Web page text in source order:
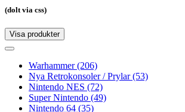
(dolt via css)
Visa produkter
Toggle
Toggle
navigationWarhammer(206)
Nya Retrokonsoler / Prylar(53)
Nintendo NES (72)
Super Nintendo (49)
Nintendo 64 (35)